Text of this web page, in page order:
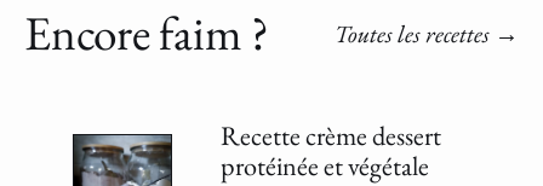
Encore faim ? Toutes les recettes
Recette crème dessert
protéinée et végétale